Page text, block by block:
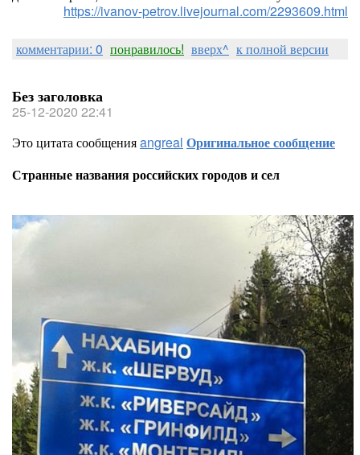
https://ivanov-petrov.livejournal.com/2293609.html
комментарии: 0 понравилось! вверх^ к полной версии
Без заголовка
25-12-2020 22:41
Это цитата сообщенияangreal Оригинальное сообщение
Странные названия российских городов и сел